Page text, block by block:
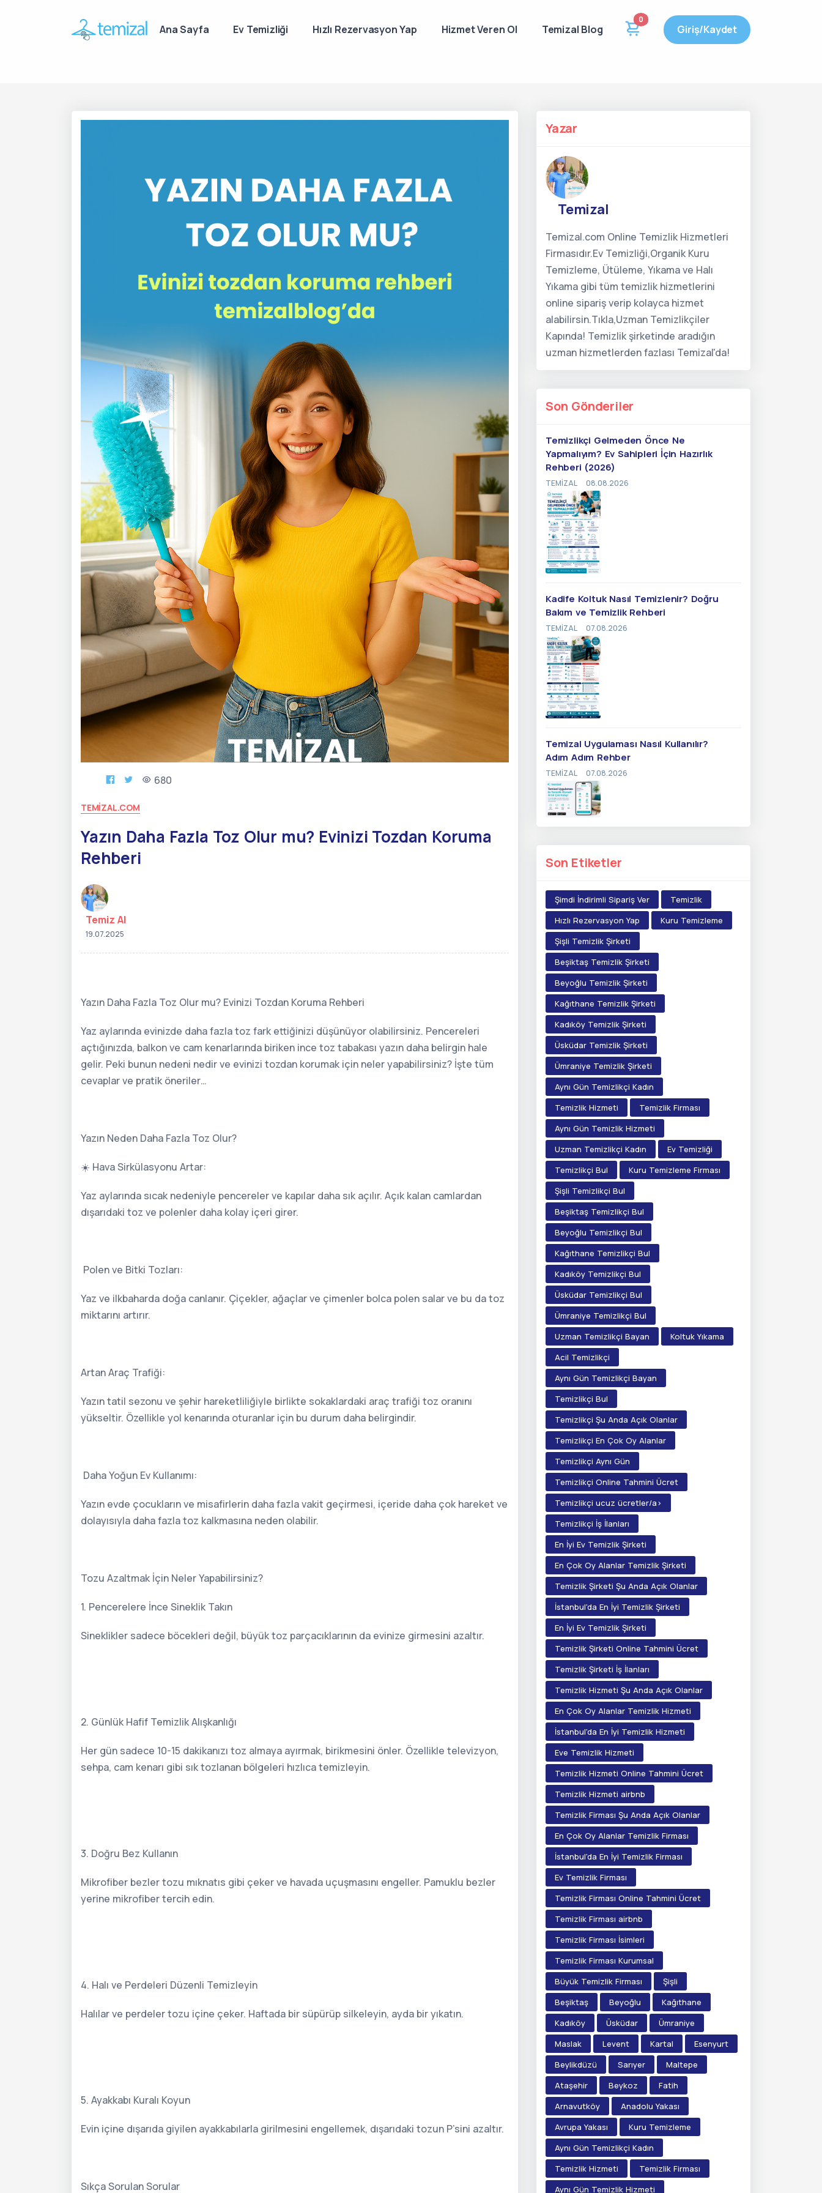
Ana Sayfa Ev Temizliği Hızlı Rezervasyon Yap Hizmet Veren Ol Temizal Blog
0
Giriş/Kaydet
680
TEMIZAL.COM
Yazın Daha Fazla Toz Olur mu? Evinizi Tozdan Koruma
Rehberi
Temiz Al
19.07.2025
Yazın Daha Fazla Toz Olur mu? Evinizi Tozdan Koruma Rehberi
Yaz aylarında evinizde daha fazla toz fark ettiğinizi düşünüyor olabilirsiniz. Pencereleri
açtığınızda, balkon ve cam kenarlarında biriken ince toz tabakası yazın daha belirgin hale
gelir. Peki bunun nedeni nedir ve evinizi tozdan korumak için neler yapabilirsiniz? İşte tüm
cevaplar ve pratik öneriler…
Yazın Neden Daha Fazla Toz Olur?
☀️ Hava Sirkülasyonu Artar:
Yaz aylarında sıcak nedeniyle pencereler ve kapılar daha sık açılır. Açık kalan camlardan
dışarıdaki toz ve polenler daha kolay içeri girer.
Polen ve Bitki Tozları:
Yaz ve ilkbaharda doğa canlanır. Çiçekler, ağaçlar ve çimenler bolca polen salar ve bu da toz
miktarını artırır.
Artan Araç Trafiği:
Yazın tatil sezonu ve şehir hareketliliğiyle birlikte sokaklardaki araç trafiği toz oranını
yükseltir. Özellikle yol kenarında oturanlar için bu durum daha belirgindir.
Daha Yoğun Ev Kullanımı:
Yazın evde çocukların ve misafirlerin daha fazla vakit geçirmesi, içeride daha çok hareket ve
dolayısıyla daha fazla toz kalkmasına neden olabilir.
Tozu Azaltmak İçin Neler Yapabilirsiniz?
1. Pencerelere İnce Sineklik Takın
Sineklikler sadece böcekleri değil, büyük toz parçacıklarının da evinize girmesini azaltır.
2. Günlük Hafif Temizlik Alışkanlığı
Her gün sadece 10-15 dakikanızı toz almaya ayırmak, birikmesini önler. Özellikle televizyon,
sehpa, cam kenarı gibi sık tozlanan bölgeleri hızlıca temizleyin.
3. Doğru Bez Kullanın
Mikrofiber bezler tozu mıknatıs gibi çeker ve havada uçuşmasını engeller. Pamuklu bezler
yerine mikrofiber tercih edin.
4. Halı ve Perdeleri Düzenli Temizleyin
Halılar ve perdeler tozu içine çeker. Haftada bir süpürüp silkeleyin, ayda bir yıkatın.
5. Ayakkabı Kuralı Koyun
Evin içine dışarıda giyilen ayakkabılarla girilmesini engellemek, dışarıdaki tozun P’sini azaltır.
Sıkça Sorulan Sorular
Yazar
Temizal
Temizal.com Online Temizlik Hizmetleri
Firmasıdır.Ev Temizliği,Organik Kuru
Temizleme, Ütüleme, Yıkama ve Halı
Yıkama gibi tüm temizlik hizmetlerini
online sipariş verip kolayca hizmet
alabilirsin.Tıkla,Uzman Temizlikçiler
Kapında! Temizlik şirketinde aradığın
uzman hizmetlerden fazlası Temizal'da!
Son Gönderiler
Temizlikçi Gelmeden Önce Ne
Yapmalıyım? Ev Sahipleri İçin Hazırlık
Rehberi (2026)
TEMIZAL 08.08.2026
Kadife Koltuk Nasıl Temizlenir? Doğru
Bakım ve Temizlik Rehberi
TEMIZAL 07.08.2026
Temizal Uygulaması Nasıl Kullanılır?
Adım Adım Rehber
TEMIZAL 07.08.2026
Son Etiketler
Şimdi İndirimli Sipariş Ver
Temizlik
Hızlı Rezervasyon Yap
Kuru Temizleme
Şişli Temizlik Şirketi
Beşiktaş Temizlik Şirketi
Beyoğlu Temizlik Şirketi
Kağıthane Temizlik Şirketi
Kadıköy Temizlik Şirketi
Üsküdar Temizlik Şirketi
Ümraniye Temizlik Şirketi
Aynı Gün Temizlikçi Kadın
Temizlik Hizmeti
Temizlik Firması
Aynı Gün Temizlik Hizmeti
Uzman Temizlikçi Kadın
Ev Temizliği
Temizlikçi Bul
Kuru Temizleme Firması
Şişli Temizlikçi Bul
Beşiktaş Temizlikçi Bul
Beyoğlu Temizlikçi Bul
Kağıthane Temizlikçi Bul
Kadıköy Temizlikçi Bul
Üsküdar Temizlikçi Bul
Ümraniye Temizlikçi Bul
Uzman Temizlikçi Bayan
Koltuk Yıkama
Acil Temizlikçi
Aynı Gün Temizlikçi Bayan
Temizlikçi Bul
Temizlikçi Şu Anda Açık Olanlar
Temizlikçi En Çok Oy Alanlar
Temizlikçi Aynı Gün
Temizlikçi Online Tahmini Ücret
Temizlikçi ucuz ücretler/a>
Temizlikçi İş İlanları
En İyi Ev Temizlik Şirketi
En Çok Oy Alanlar Temizlik Şirketi
Temizlik Şirketi Şu Anda Açık Olanlar
İstanbul'da En İyi Temizlik Şirketi
En İyi Ev Temizlik Şirketi
Temizlik Şirketi Online Tahmini Ücret
Temizlik Şirketi İş İlanları
Temizlik Hizmeti Şu Anda Açık Olanlar
En Çok Oy Alanlar Temizlik Hizmeti
İstanbul'da En İyi Temizlik Hizmeti
Eve Temizlik Hizmeti
Temizlik Hizmeti Online Tahmini Ücret
Temizlik Hizmeti airbnb
Temizlik Firması Şu Anda Açık Olanlar
En Çok Oy Alanlar Temizlik Firması
İstanbul'da En İyi Temizlik Firması
Ev Temizlik Firması
Temizlik Firması Online Tahmini Ücret
Temizlik Firması airbnb
Temizlik Firması İsimleri
Temizlik Firması Kurumsal
Büyük Temizlik Firması
Şişli
Beşiktaş
Beyoğlu
Kağıthane
Kadıköy
Üsküdar
Ümraniye
Maslak
Levent Kartal
Esenyurt
Beylikdüzü
Sarıyer
Maltepe
Ataşehir
Beykoz
Fatih
Arnavutköy
Anadolu Yakası
Avrupa Yakası
Kuru Temizleme
Aynı Gün Temizlikçi Kadın
Temizlik Hizmeti
Temizlik Firması
Aynı Gün Temizlik Hizmeti